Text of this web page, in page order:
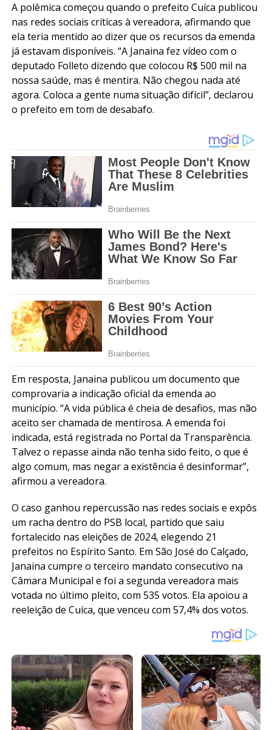
A polêmica começou quando o prefeito Cuíca publicou
nas redes sociais críticas à vereadora, afirmando que
ela teria mentido ao dizer que os recursos da emenda
já estavam disponíveis. “A Janaina fez vídeo com o
deputado Folleto dizendo que colocou R$ 500 mil na
nossa saúde, mas é mentira. Não chegou nada até
agora. Coloca a gente numa situação difícil”, declarou
o prefeito em tom de desabafo.
Em resposta, Janaina publicou um documento que
comprovaria a indicação oficial da emenda ao
município. “A vida pública é cheia de desafios, mas não
aceito ser chamada de mentirosa. A emenda foi
indicada, está registrada no Portal da Transparência.
Talvez o repasse ainda não tenha sido feito, o que é
algo comum, mas negar a existência é desinformar”,
afirmou a vereadora.
O caso ganhou repercussão nas redes sociais e expôs
um racha dentro do PSB local, partido que saiu
fortalecido nas eleições de 2024, elegendo 21
prefeitos no Espírito Santo. Em São José do Calçado,
Janaina cumpre o terceiro mandato consecutivo na
Câmara Municipal e foi a segunda vereadora mais
votada no último pleito, com 535 votos. Ela apoiou a
reeleição de Cuíca, que venceu com 57,4% dos votos.